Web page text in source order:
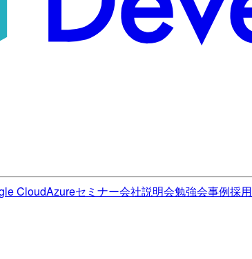
CloudAzureセミナー会社説明会勉強会事例採用